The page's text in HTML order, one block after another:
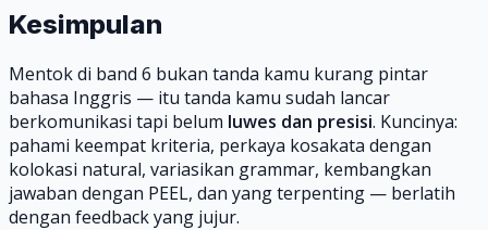
Kesimpulan
Mentok di band 6 bukan tanda kamu kurang pintar
bahasa Inggris — itu tanda kamu sudah lancar
berkomunikasi tapi belum luwes dan presisi. Kuncinya:
pahami keempat kriteria, perkaya kosakata dengan
kolokasi natural, variasikan grammar, kembangkan
jawaban dengan PEEL, dan yang terpenting — berlatih
dengan feedback yang jujur.